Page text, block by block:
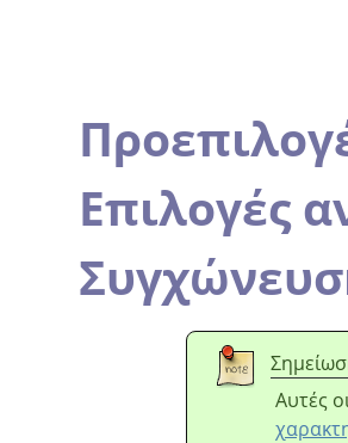
Επιλογές
Αυτές